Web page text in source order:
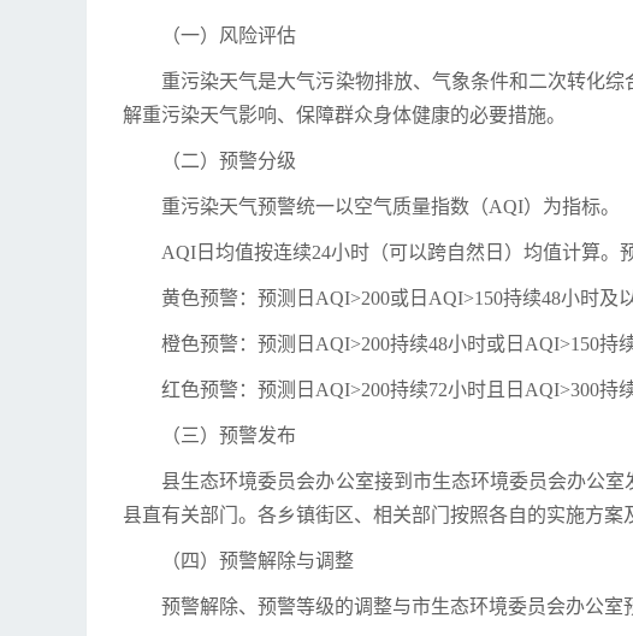
（一）风险评估
重污染天气是大气污染物排放、气象条件和二次转化
解重污染天气影响、保障群众身体健康的必要措施。
（二）预警分级
重污染天气预警统一以空气质量指数（AQI）为指标。
AQI日均值按连续24小时（可以跨自然日）均值计算。
黄色预警：预测日AQI>200或日AQI>150持续48小时及
橙色预警：预测日AQI>200持续48小时或日AQI>150持
红色预警：预测日AQI>200持续72小时且日AQI>300持
（三）预警发布
县生态环境委员会办公室接到市生态环境委员会办公
县直有关部门。各乡镇街区、相关部门按照各自的实施方案
（四）预警解除与调整
预警解除、预警等级的调整与市生态环境委员会办公室